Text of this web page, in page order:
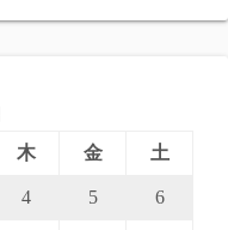
木 金 土
4 5 6